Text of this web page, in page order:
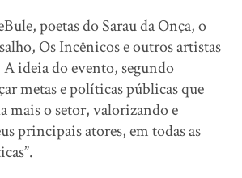
poetas do Sarau da Onça, o
Os Incênicos e outros artistas
A ideia do evento, segundo
metas e políticas públicas que
mais o setor, valorizando e
principais atores, em todas as